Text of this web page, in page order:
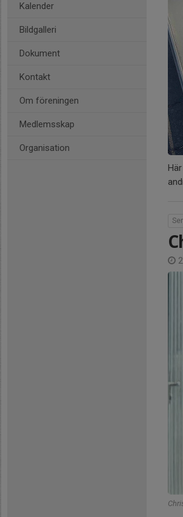
Kalender
Bildgalleri
Dokument
Kontakt
Om föreningen
Medlemsskap
Organisation